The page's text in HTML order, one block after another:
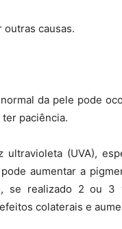
outras causas.
da pele pode
paciência.
(UVA),
aumentar a
se realizado 2 ou
colaterais e